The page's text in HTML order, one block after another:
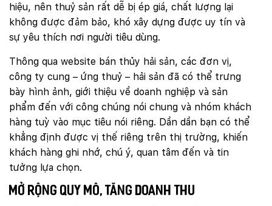
hiệu, nên thuỷ sản rất dễ bị ép giá, chất lượng lại
không được đảm bảo, khó xây dựng được uy tín và
sự yêu thích nơi người tiêu dùng.
Thông qua website bán thủy hải sản, các đơn vị,
công ty cung – ứng thuỷ – hải sản đã có thể trưng
bày hình ảnh, giới thiệu về doanh nghiệp và sản
phẩm đến với công chúng nói chung và nhóm khách
hàng tuỳ vào mục tiêu nói riêng. Dần dần bạn có thể
khẳng định được vị thế riêng trên thị trường, khiến
khách hàng ghi nhớ, chú ý, quan tâm đến và tin
tưởng lựa chọn.
Mở rộng quy mô, tăng doanh thu